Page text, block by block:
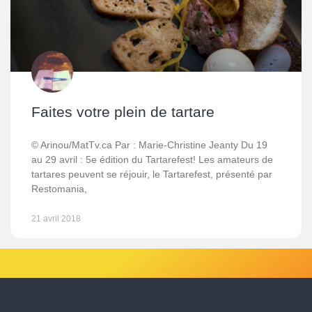
Faites votre plein de tartare
© Arinou/MatTv.ca Par : Marie-Christine Jeanty Du 19
au 29 avril : 5e édition du Tartarefest! Les amateurs de
tartares peuvent se réjouir, le Tartarefest, présenté par
Restomania,
21 avril 2018